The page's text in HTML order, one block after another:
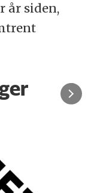
år siden,